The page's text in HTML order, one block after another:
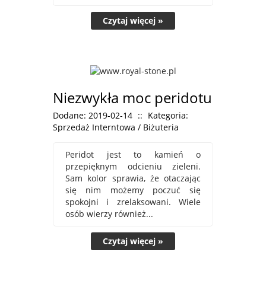
Czytaj więcej »
Niezwykła moc peridotu
Dodane: 2019-02-14 :: Kategoria:
Sprzedaż Interntowa / Biżuteria
Peridot jest to kamień o
przepięknym odcieniu zieleni.
Sam kolor sprawia, że otaczając
się nim możemy poczuć się
spokojni i zrelaksowani. Wiele
osób wierzy również...
Czytaj więcej »